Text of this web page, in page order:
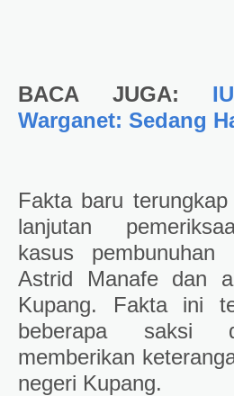
BACA JUGA:
Warganet: Sedang
Fakta baru
lanjutan
kasus
Astrid Manafe dan
Kupang. Fakta ini
beberapa saksi
memberikan
negeri Kupang.